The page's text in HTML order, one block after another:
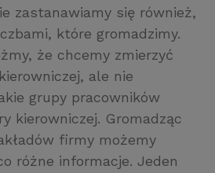
zastanawiamy się również,
które gromadzimy.
że chcemy zmierzyć
ale nie
grupy pracowników
kierowniczej. Gromadząc
firmy możemy
różne informacje. Jeden